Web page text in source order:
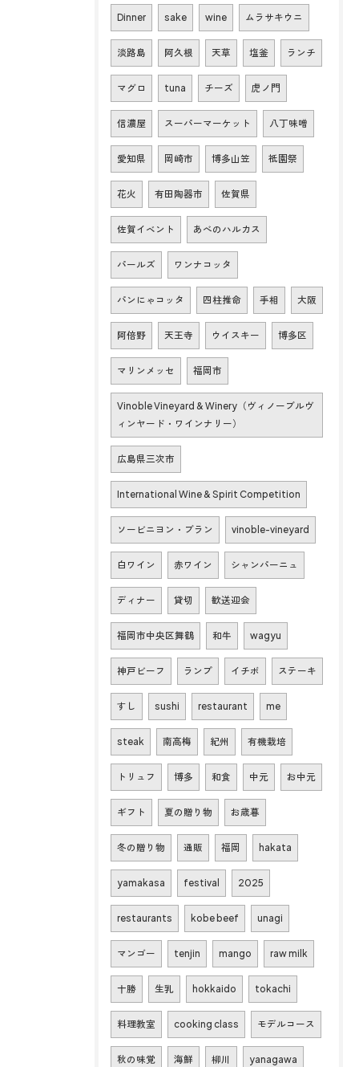
Dinner sake wine ムラサキウニ
淡路島 阿久根 天草 塩釜 ランチ
マグロ tuna チーズ 虎ノ門
信濃屋 スーパーマーケット 八丁味噌
愛知県 岡崎市 博多山笠 祇園祭
花火 有田陶器市 佐賀県
佐賀イベント あべのハルカス
パールズ ワンナコッタ
パンにゃコッタ 四柱推命 手相 大阪
阿倍野 天王寺 ウイスキー 博多区
マリンメッセ 福岡市
Vinoble Vineyard & Winery（ヴィノーブルヴ
ィンヤード・ワインナリー）
広島県三次市
International Wine & Spirit Competition
ソービニヨン・ブラン vinoble-vineyard
白ワイン 赤ワイン シャンパーニュ
ディナー 貸切 歓送迎会
福岡市中央区舞鶴 和牛 wagyu
神戸ビーフ ランプ イチボ ステーキ
すし sushi restaurant me
steak 南高梅 紀州 有機栽培
トリュフ 博多 和食 中元 お中元
ギフト 夏の贈り物 お歳暮
冬の贈り物 通販 福岡 hakata
yamakasa festival 2025
restaurants kobe beef unagi
マンゴー tenjin mango raw milk
十勝 生乳 hokkaido tokachi
料理教室 cooking class モデルコース
秋の味覚 海鮮 柳川 yanagawa